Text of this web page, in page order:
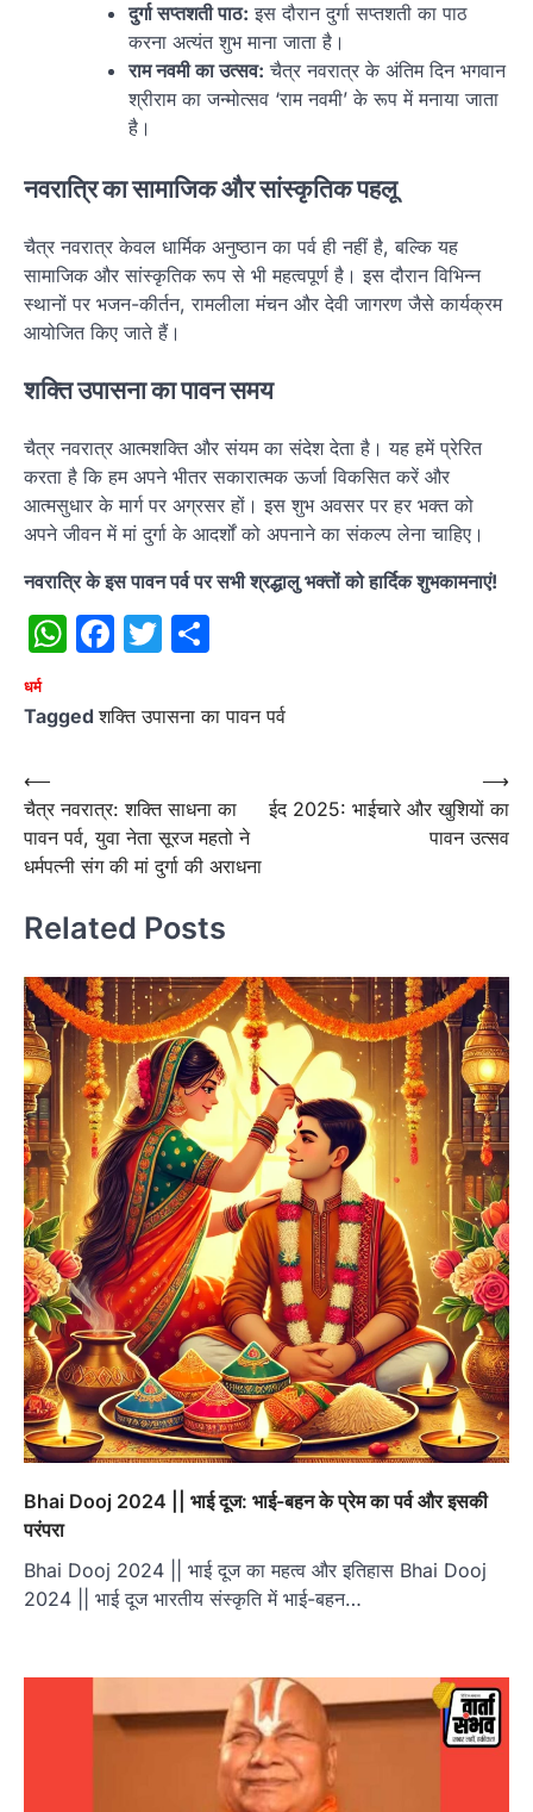
दुर्गा सप्तशती पाठ: इस दौरान दुर्गा सप्तशती का पाठ
करना अत्यंत शुभ माना जाता है।
राम नवमी का उत्सव: चैत्र नवरात्र के अंतिम दिन भगवान
श्रीराम का जन्मोत्सव ‘राम नवमी’ के रूप में मनाया जाता
है।
नवरात्रि का सामाजिक और सांस्कृतिक पहलू
चैत्र नवरात्र केवल धार्मिक अनुष्ठान का पर्व ही नहीं है, बल्कि यह
सामाजिक और सांस्कृतिक रूप से भी महत्वपूर्ण है। इस दौरान विभिन्न
स्थानों पर भजन-कीर्तन, रामलीला मंचन और देवी जागरण जैसे कार्यक्रम
आयोजित किए जाते हैं।
शक्ति उपासना का पावन समय
चैत्र नवरात्र आत्मशक्ति और संयम का संदेश देता है। यह हमें प्रेरित
करता है कि हम अपने भीतर सकारात्मक ऊर्जा विकसित करें और
आत्मसुधार के मार्ग पर अग्रसर हों। इस शुभ अवसर पर हर भक्त को
अपने जीवन में मां दुर्गा के आदर्शों को अपनाने का संकल्प लेना चाहिए।
नवरात्रि के इस पावन पर्व पर सभी श्रद्धालु भक्तों को हार्दिक शुभकामनाएं!
WhatsApp
Facebook
Twitter
धर्म
Taggedशक्ति उपासना का पावन पर्व
Post
navigation
⟵
चैत्र नवरात्र: शक्ति साधना का
पावन पर्व, युवा नेता सूरज महतो ने
धर्मपत्नी संग की मां दुर्गा की अराधना
ईद 2025: भाईचारे और खुशियों का
पावन उत्सव
⟶
Related Posts
Bhai Dooj 2024 || भाई दूज: भाई-बहन के प्रेम का पर्व और इसकी
परंपरा
Bhai Dooj 2024 || भाई दूज का महत्व और इतिहास Bhai Dooj
2024 || भाई दूज भारतीय संस्कृति में भाई-बहन…